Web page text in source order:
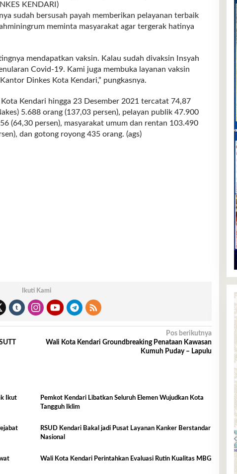
KENDARI)
sudah bersusah payah memberikan pelayanan terbaik
meminta masyarakat agar tergerak hatinya
mendapatkan vaksin. Kalau sudah divaksin Insyah
Covid-19. Kami juga membuka layanan vaksin
Dinkes Kota Kendari,” pungkasnya.
Kendari hingga 23 Desember 2021 tercatat 74,87
5.688 orang (137,03 persen), pelayan publik 47.900
(64,30 persen), masyarakat umum dan rentan 103.490
dan gotong royong 435 orang. (ags)
Ikuti Kami
Pos berikutnya
Wali Kota Kendari Groundbreaking Penataan Kawasan
Kumuh Puday – Lapulu
Ikut
Pemkot Kendari Libatkan Seluruh Elemen Wujudkan Kota
Tangguh Iklim
RSUD Kendari Bakal jadi Pusat Layanan Kanker Berstandar
Nasional
Wali Kota Kendari Perintahkan Evaluasi Rutin Kualitas MBG